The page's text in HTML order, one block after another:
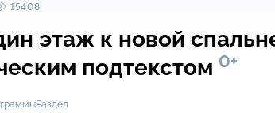
15408
этаж к новой
подтекстом 0+
Раздел